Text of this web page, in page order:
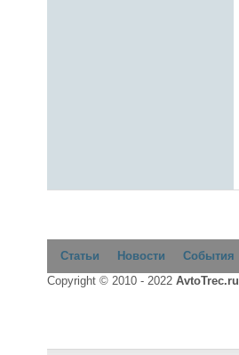
Статьи Новости События
Copyright © 2010 - 2022 AvtoTrec.ru